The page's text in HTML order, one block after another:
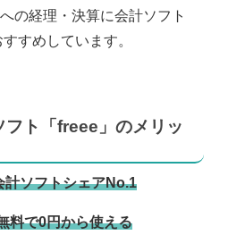
の経理・決算に会計ソフト
すめしています。
フト「freee」のメリッ
計ソフトシェアNo.1
料で0円から使える